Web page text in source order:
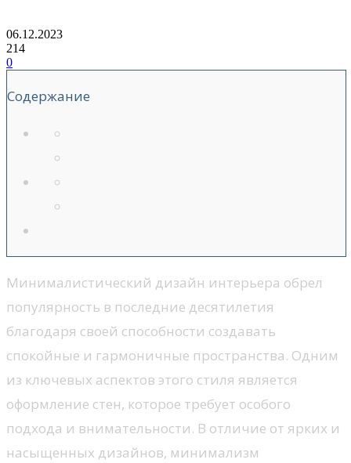
06.12.2023
214
0
Содержание
Минималистический дизайн интерьера обрел
популярность в последние десятилетия
благодаря своей способности создавать
спокойные и гармоничные пространства. Одним
из ключевых аспектов этого стиля является
оформление стен, которое требует особого
подхода и внимательности. В отличие от ярких и
насыщенных дизайнов, минимализм